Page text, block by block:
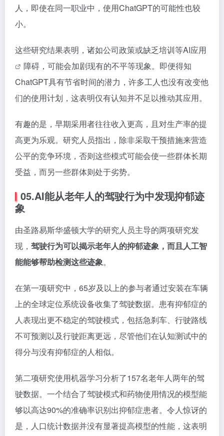
人，即使在同一职业中，使用ChatGPT的可能性也较
小。
这些研究结果表明，诸如公司政策或缺乏培训等AI应用
障碍，可能会加剧现有的不平等现象。即便得知
ChatGPT具有节省时间的潜力，许多工人也没有改变他
们的使用计划，这表明仅有认知并不足以推动其应用。
有趣的是，早期采用者往往收入更高，且对生产率的提
高更为乐观。研究人员指出，除非采取干预措施来营造
公平的竞争环境，否则这些模式可能会使一些群体长期
受益，而另一些群体则处于劣势。
05.AI能从老年人的驾驶行为中发现抑郁迹
象
由圣路易斯华盛顿大学的研究人员主导的两项研究发
现， 驾驶行为可以揭示老年人的抑郁迹象，而且人工智
能能够帮助检测这些迹象。
在第一项研究中，65岁及以上的参与者通过安装在车辆
上的全球定位系统设备收集了驾驶数据。患有抑郁症的
人表现出更不稳定的驾驶模式，包括急刹车、行驶路线
不可预测以及行驶距离更远，尽管他们在认知测试中的
得分与没有抑郁症的人相似。
第二项研究使用机器学习分析了157名老年人两年的驾
驶数据。一个结合了驾驶模式和药物使用情况的模型能
够以高达90%的准确率识别出抑郁症患者。令人惊讶的
是，人口统计数据并没有显著提高模型的性能，这表明